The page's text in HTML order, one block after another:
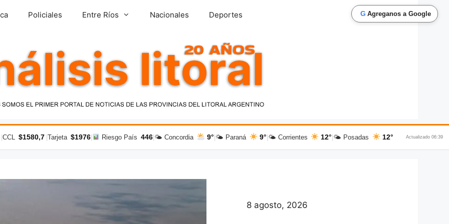
G Agreganos a Google
Policiales Entre Ríos Nacionales Deportes
CCL $1580,7 Tarjeta $1976| Riesgo País 446| 🌤 Concordia 9° 🌤 Paraná 9° 🌤 Corrientes 12° 🌤 Posadas 12° Actualizado 06:39
8 agosto, 2026